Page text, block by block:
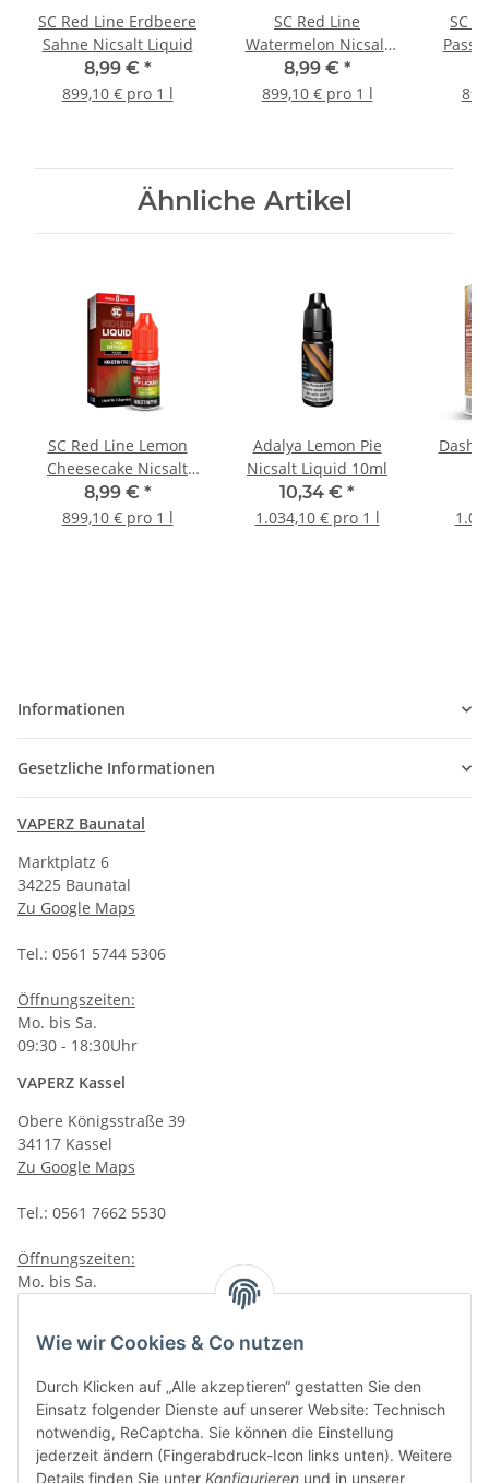
Wie wir Cookies & Co nutzen
Durch Klicken auf „Alle akzeptieren“ gestatten Sie den
Einsatz folgender Dienste auf unserer Website: Technisch
notwendig, ReCaptcha. Sie können die Einstellung
jederzeit ändern (Fingerabdruck-Icon links unten). Weitere
Details finden Sie unter Konfigurieren und in unserer
SC Red Line Erdbeere
Sahne Nicsalt Liquid
8,99 € *
899,10 € pro 1 l
SC Red Line
Watermelon Nicsalt
Liquid
8,99 € *
899,10 € pro 1 l
SC
Ähnliche Artikel
SC Red Line Lemon
Cheesecake Nicsalt
Liquid
8,99 € *
899,10 € pro 1 l
Adalya Lemon Pie
Nicsalt Liquid 10ml
10,34 € *
1.034,10 € pro 1 l
Dash
Informationen
Gesetzliche Informationen
VAPERZ Baunatal
Marktplatz 6
34225 Baunatal
Zu Google Maps
Tel.: 0561 5744 5306
Öffnungszeiten:
Mo. bis Sa.
09:30 - 18:30Uhr
VAPERZ Kassel
Obere Königsstraße 39
34117 Kassel
Zu Google Maps
Tel.: 0561 7662 5530
Öffnungszeiten:
Mo. bis Sa.
VAPERZ Vellmar
Lange Wender 7
34246 Vellmar
Zu Google Maps
Tel.: 0561 9885 9996